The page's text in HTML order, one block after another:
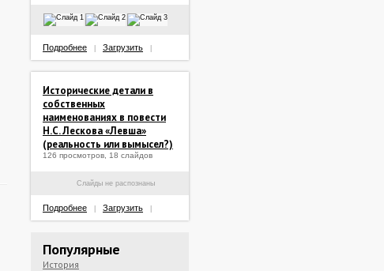
Подробнее Загрузить
Исторические детали в
собственных
наименованиях в повести
Н.С. Лескова «Левша»
(реальность или вымысел?)
126 просмотров, 18 слайдов
Слайды не распознаны
Подробнее Загрузить
Популярные
История